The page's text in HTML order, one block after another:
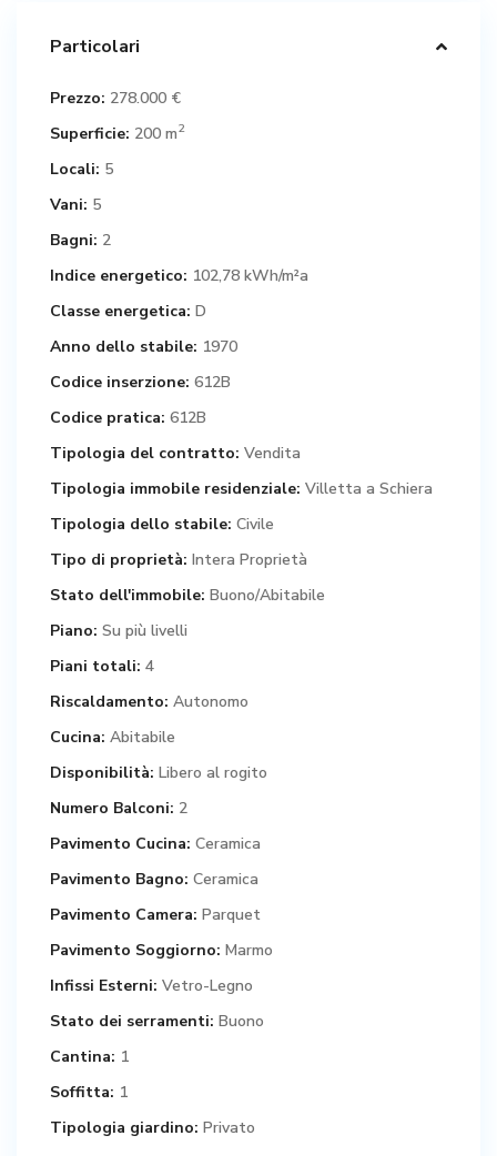
Particolari
Prezzo: 278.000 €
Superficie: 200 m2
Locali: 5
Vani: 5
Bagni: 2
Indice energetico: 102,78 kWh/m²a
Classe energetica: D
Anno dello stabile: 1970
Codice inserzione: 612B
Codice pratica: 612B
Tipologia del contratto: Vendita
Tipologia immobile residenziale: Villetta a Schiera
Tipologia dello stabile: Civile
Tipo di proprietà: Intera Proprietà
Stato dell'immobile: Buono/Abitabile
Piano: Su più livelli
Piani totali: 4
Riscaldamento: Autonomo
Cucina: Abitabile
Disponibilità: Libero al rogito
Numero Balconi: 2
Pavimento Cucina: Ceramica
Pavimento Bagno: Ceramica
Pavimento Camera: Parquet
Pavimento Soggiorno: Marmo
Infissi Esterni: Vetro-Legno
Stato dei serramenti: Buono
Cantina: 1
Soffitta: 1
Tipologia giardino: Privato